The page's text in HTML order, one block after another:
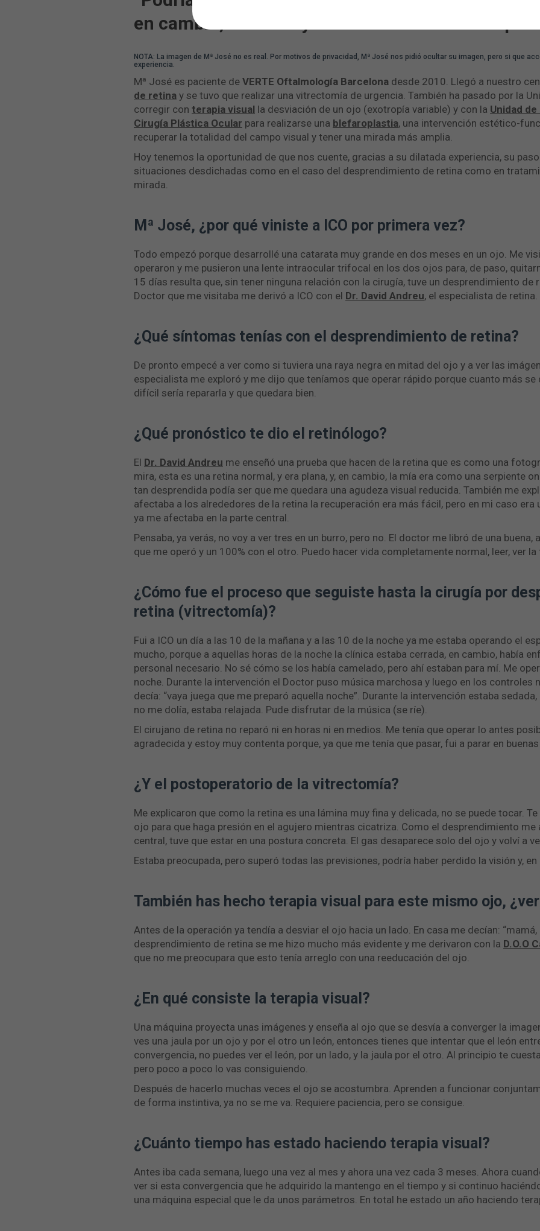
en cambio, me miro y veo a la misma de siempre.”
NOTA: La imagen de Mª José no es real. Por motivos de privacidad, Mª José nos pidió ocultar su imagen, pero si que
experiencia.
Mª José es paciente de VERTE Oftalmología Barcelona desde 2010. Llegó a nuestro
de retina y se tuvo que realizar una vitrectomía de urgencia. También ha pasado por la
corregir con terapia visual la desviación de un ojo (exotropía variable) y con la Unidad
Cirugía Plástica Ocular para realizarse una blefaroplastia, una intervención estético-
recuperar la totalidad del campo visual y tener una mirada más amplia.
Hoy tenemos la oportunidad de que nos cuente, gracias a su dilatada experiencia, su
situaciones desdichadas como en el caso del desprendimiento de retina como en
mirada.
Mª José, ¿por qué viniste a ICO por primera vez?
Todo empezó porque desarrollé una catarata muy grande en dos meses en un ojo. Me
operaron y me pusieron una lente intraocular trifocal en los dos ojos para, de paso,
15 días resulta que, sin tener ninguna relación con la cirugía, tuve un desprendimiento de
Doctor que me visitaba me derivó a ICO con el Dr. David Andreu, el especialista de retina.
¿Qué síntomas tenías con el desprendimiento de retina?
De pronto empecé a ver como si tuviera una raya negra en mitad del ojo y a ver las
especialista me exploró y me dijo que teníamos que operar rápido porque cuanto más se
difícil sería repararla y que quedara bien.
¿Qué pronóstico te dio el retinólogo?
El Dr. David Andreu me enseñó una prueba que hacen de la retina que es como una
mira, esta es una retina normal, y era plana, y, en cambio, la mía era como una serpiente
tan desprendida podía ser que me quedara una agudeza visual reducida. También me
afectaba a los alrededores de la retina la recuperación era más fácil, pero en mi caso
ya me afectaba en la parte central.
Pensaba, ya verás, no voy a ver tres en un burro, pero no. El doctor me libró de una buena,
que me operó y un 100% con el otro. Puedo hacer vida completamente normal, leer, ver
¿Cómo fue el proceso que seguiste hasta la cirugía por
retina (vitrectomía)?
Fui a ICO un día a las 10 de la mañana y a las 10 de la noche ya me estaba operando el
mucho, porque a aquellas horas de la noche la clínica estaba cerrada, en cambio, había
personal necesario. No sé cómo se los había camelado, pero ahí estaban para mí. Me
noche. Durante la intervención el Doctor puso música marchosa y luego en los controles
decía: “vaya juega que me preparó aquella noche”. Durante la intervención estaba
no me dolía, estaba relajada. Pude disfrutar de la música (se ríe).
El cirujano de retina no reparó ni en horas ni en medios. Me tenía que operar lo antes
agradecida y estoy muy contenta porque, ya que me tenía que pasar, fui a parar en
¿Y el postoperatorio de la vitrectomía?
Me explicaron que como la retina es una lámina muy fina y delicada, no se puede tocar.
ojo para que haga presión en el agujero mientras cicatriza. Como el desprendimiento me
central, tuve que estar en una postura concreta. El gas desaparece solo del ojo y volví a
Estaba preocupada, pero superó todas las previsiones, podría haber perdido la visión y,
También has hecho terapia visual para este mismo ojo,
Antes de la operación ya tendía a desviar el ojo hacia un lado. En casa me decían: “mamá,
desprendimiento de retina se me hizo mucho más evidente y me derivaron con la D.O.O
que no me preocupara que esto tenía arreglo con una reeducación del ojo.
¿En qué consiste la terapia visual?
Una máquina proyecta unas imágenes y enseña al ojo que se desvía a converger la
ves una jaula por un ojo y por el otro un león, entonces tienes que intentar que el león
convergencia, no puedes ver el león, por un lado, y la jaula por el otro. Al principio te
pero poco a poco lo vas consiguiendo.
Después de hacerlo muchas veces el ojo se acostumbra. Aprenden a funcionar
de forma instintiva, ya no se me va. Requiere paciencia, pero se consigue.
¿Cuánto tiempo has estado haciendo terapia visual?
Antes iba cada semana, luego una vez al mes y ahora una vez cada 3 meses. Ahora
ver si esta convergencia que he adquirido la mantengo en el tiempo y si continuo
una máquina especial que le da unos parámetros. En total he estado un año haciendo